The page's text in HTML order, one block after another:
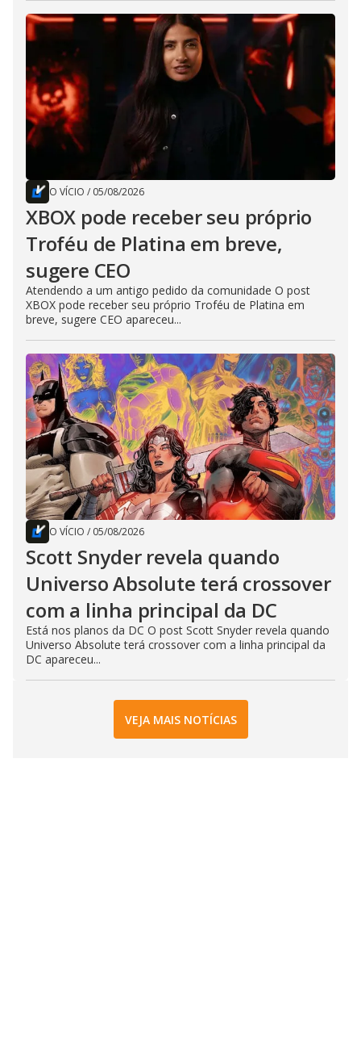
O VÍCIO / 05/08/2026
XBOX pode receber seu próprio
Troféu de Platina em breve,
sugere CEO
Atendendo a um antigo pedido da comunidade O post
XBOX pode receber seu próprio Troféu de Platina em
breve, sugere CEO apareceu...
O VÍCIO / 05/08/2026
Scott Snyder revela quando
Universo Absolute terá crossover
com a linha principal da DC
Está nos planos da DC O post Scott Snyder revela quando
Universo Absolute terá crossover com a linha principal da
DC apareceu...
VEJA MAIS NOTÍCIAS